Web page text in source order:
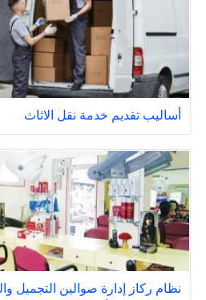
أساليب تقديم خدمة نقل الاثاث
نظام ركاز إدارة صوالين التجميل